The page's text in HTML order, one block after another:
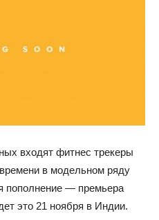
входят фитнес трекеры
в модельном ряду
пополнение — премьера
это 21 ноября в Индии.